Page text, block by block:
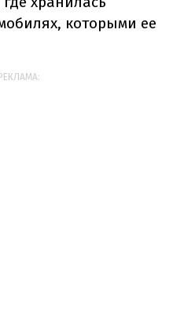
которыми ее
РЕКЛАМА: